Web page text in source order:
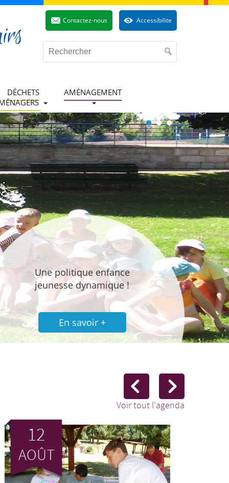
Contactez-nous Accessibilite
DÉCHETS
AMÉNAGEMENT
Une politique enfance
jeunesse dynamique !
En savoir +
Voir tout l'agenda
12
AOÛT